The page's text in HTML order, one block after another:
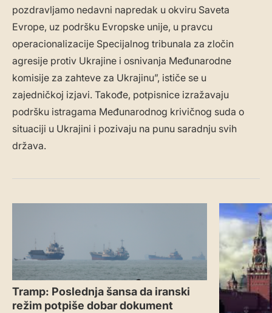
pozdravljamo nedavni napredak u okviru Saveta
Evrope, uz podršku Evropske unije, u pravcu
operacionalizacije Specijalnog tribunala za zločin
agresije protiv Ukrajine i osnivanja Međunarodne
komisije za zahteve za Ukrajinu”, ističe se u
zajedničkoj izjavi. Takođe, potpisnice izražavaju
podršku istragama Međunarodnog krivičnog suda o
situaciji u Ukrajini i pozivaju na punu saradnju svih
država.
Tramp: Poslednja šansa da iranski
režim potpiše dobar dokument